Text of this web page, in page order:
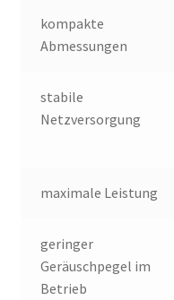
kompakte
Abmessungen
stabile
Netzversorgung
maximale Leistung
geringer
Geräuschpegel im
Betrieb